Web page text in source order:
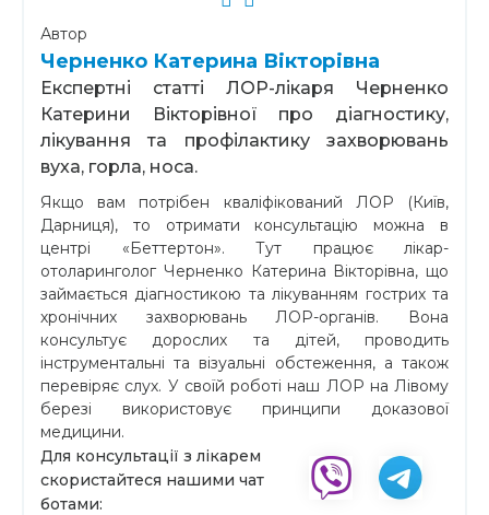
Автор
Черненко Катерина Вікторівна
Експертні статті ЛОР-лікаря Черненко
Катерини Вікторівної про діагностику,
лікування та профілактику захворювань
вуха, горла, носа.
Якщо вам потрібен кваліфікований ЛОР (Київ,
Дарниця), то отримати консультацію можна в
центрі «Беттертон». Тут працює лікар-
отоларинголог Черненко Катерина Вікторівна, що
займається діагностикою та лікуванням гострих та
хронічних захворювань ЛОР-органів. Вона
консультує дорослих та дітей, проводить
інструментальні та візуальні обстеження, а також
перевіряє слух. У своїй роботі наш ЛОР на Лівому
березі використовує принципи доказової
медицини.
Для консультації з лікарем
скористайтеся нашими чат
ботами: